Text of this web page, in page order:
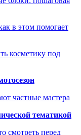
в этом помогает
косметику под
частные мастера
тематикой
смотреть перед